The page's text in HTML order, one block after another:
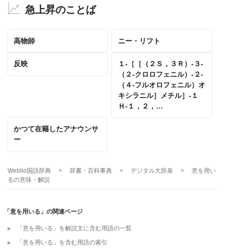
急上昇のことば
高物師 ニー・リフト
反映
１‐［［（２Ｓ，３Ｒ）‐３‐
（２‐クロロフェニル）‐２‐
（４‐フルオロフェニル）オ
キシラニル］メチル］‐１
Ｈ‐１，２，…
かつて在籍したアナウンサ
ー
Weblio国語辞典 > 辞書・百科事典 > デジタル大辞泉 >
意を用い
るの意味・解説
「意を用いる」の関連ページ
「意を用いる」を解説文に含む用語の一覧
「意を用いる」を含む用語の索引